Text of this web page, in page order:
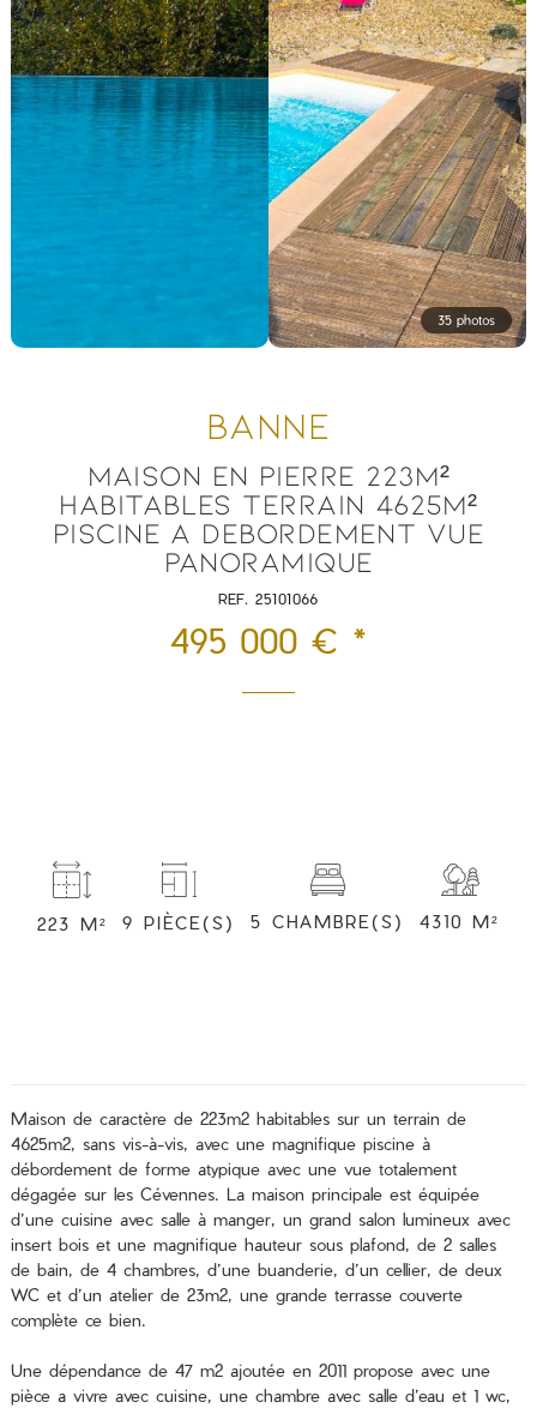
35 photos
BANNE
MAISON EN PIERRE 223M²
HABITABLES TERRAIN 4625M²
PISCINE A DEBORDEMENT VUE
PANORAMIQUE
REF. 25101066
495 000 € *
223 M² 9 PIÈCE(S) 5 CHAMBRE(S) 4310 M²
Maison de caractère de 223m2 habitables sur un terrain de
4625m2, sans vis-à-vis, avec une magnifique piscine à
débordement de forme atypique avec une vue totalement
dégagée sur les Cévennes. La maison principale est équipée
d’une cuisine avec salle à manger, un grand salon lumineux avec
insert bois et une magnifique hauteur sous plafond, de 2 salles
de bain, de 4 chambres, d’une buanderie, d’un cellier, de deux
WC et d’un atelier de 23m2, une grande terrasse couverte
complète ce bien.
Une dépendance de 47 m2 ajoutée en 2011 propose avec une
pièce a vivre avec cuisine, une chambre avec salle d’eau et 1 wc,